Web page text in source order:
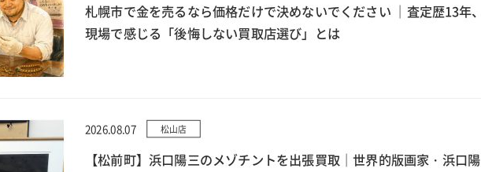
札幌市で金を売るなら価格だけで決めないでください ｜査定歴13年、
現場で感じる「後悔しない買取店選び」とは
2026.08.07 松山店
【松前町】浜口陽三のメゾチントを出張買取｜世界的版画家・浜口陽